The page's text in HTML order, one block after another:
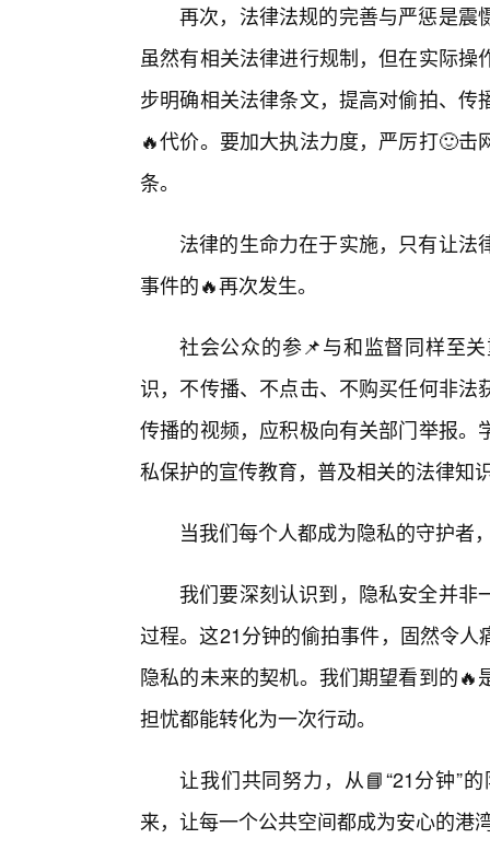
再次，法律法规的完善与严惩是震
虽然有相关法律进行规制，但在实际
步明确相关法律条文，提高对偷拍、
🔥代价。要加大执法力度，严厉打🙂
条。
法律的生命力在于实施，只有让
事件的🔥再次发生。
社会公众的参📌与和监督同样至
识，不传播、不点击、不购买任何非
传播的视频，应积极向有关部门举报
私保护的宣传教育，普及相关的法律知
当我们每个人都成为隐私的守护者
我们要深刻认识到，隐私安全并
过程。这21分钟的偷拍事件，固然令
隐私的未来的契机。我们期望看到的
担忧都能转化为一次行动。
让我们共同努力，从📘“21分钟”
来，让每一个公共空间都成为安心的港